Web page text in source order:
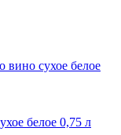
белое 0,75 л